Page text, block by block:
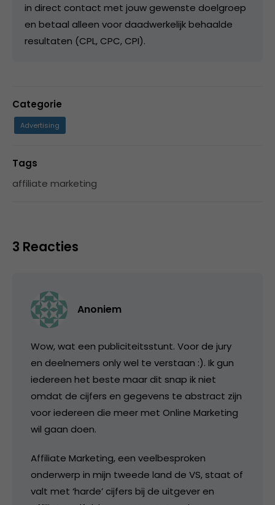
in direct contact met jouw gewenste doelgroep
en betaal alleen voor daadwerkelijk behaalde
resultaten (CPL, CPC, CPI).
Categorie
Advertising
Tags
affiliate marketing
3 Reacties
Anoniem
Wow, wat een publiciteitsstunt. Voor de jury
en deelnemers only wel te verstaan :). Ik gun
iedereen het beste maar dit snap ik niet
omdat de cijfers en gegevens te abstract zijn
voor iedereen die meer met Online Marketing
wil gaan doen.
Affiliate Marketing, een veelbesproken
onderwerp in mijn tweede land de VS, staat of
valt met ‘harde’ cijfers bij de uitgever en